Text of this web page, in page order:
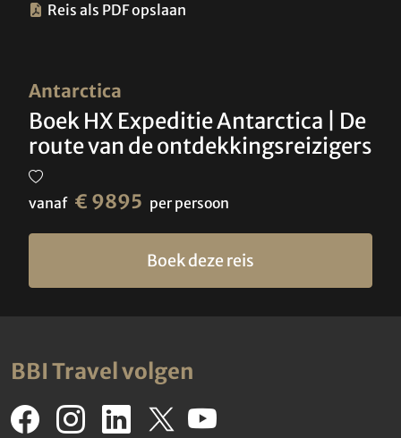
Antarctica
Boek HX Expeditie Antarctica | De
route van de ontdekkingsreizigers
vanaf € 9895 per persoon
Boek deze reis
Reis als PDF opslaan
BBI Travel volgen